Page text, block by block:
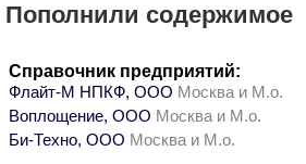
Пополнили содержимое
Справочник предприятий:
Флайт-М НПКФ, ООО Москва и М.о.
Воплощение, ООО Москва и М.о.
Би-Техно, ООО Москва и М.о.